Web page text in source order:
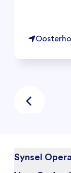
Synsel